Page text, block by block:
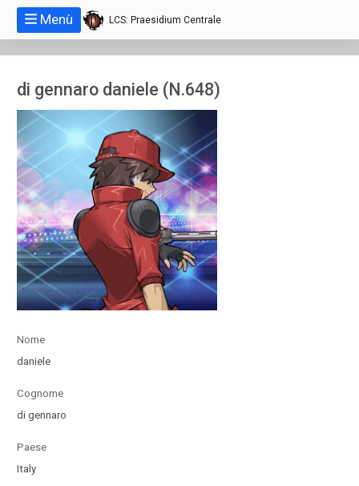
Menù LCS: Praesidium Centrale
di gennaro daniele (N.648)
Nome
daniele
Cognome
di gennaro
Paese
Italy